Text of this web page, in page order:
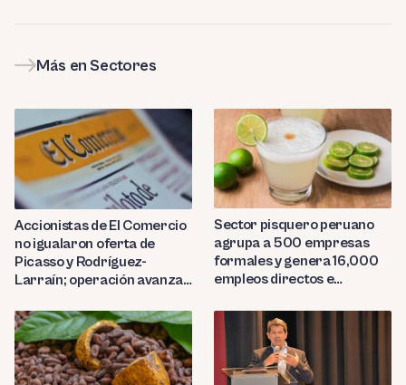
Más en Sectores
Accionistas de El Comercio
no igualaron oferta de
Picasso y Rodríguez-
Larraín; operación avanza
Sector pisquero peruano
agrupa a 500 empresas
formales y genera 16,000
empleos directos e